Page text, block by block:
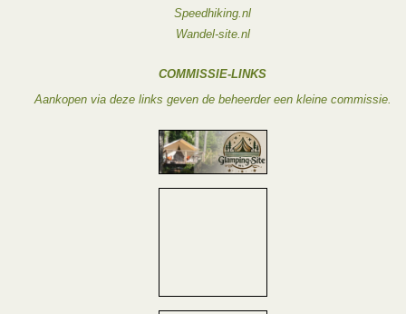
Speedhiking.nl
Wandel-site.nl
COMMISSIE-LINKS
Aankopen via deze links geven de beheerder een kleine commissie.